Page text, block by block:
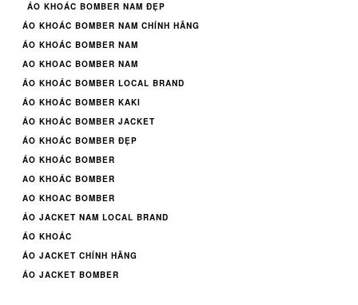
ÁO KHOÁC BOMBER NAM ĐẸP
ÁO KHOÁC BOMBER NAM CHÍNH HÃNG
ÁO KHOÁC BOMBER NAM
AO KHOAC BOMBER NAM
ÁO KHOÁC BOMBER LOCAL BRAND
ÁO KHOÁC BOMBER KAKI
ÁO KHOÁC BOMBER JACKET
ÁO KHOÁC BOMBER ĐẸP
ÁO KHOÁC BOMBER
AO KHOÁC BOMBER
AO KHOAC BOMBER
ÁO JACKET NAM LOCAL BRAND
ÁO KHOÁC
ÁO JACKET CHÍNH HÃNG
ÁO JACKET BOMBER